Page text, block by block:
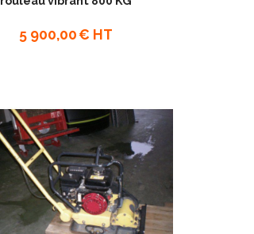
5 900,00€ HT